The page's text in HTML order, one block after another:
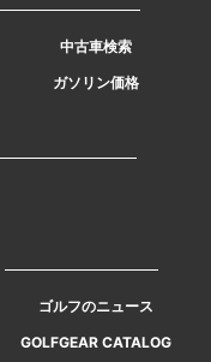
中古車検索
ガソリン価格
ゴルフのニュース
GOLFGEAR CATALOG